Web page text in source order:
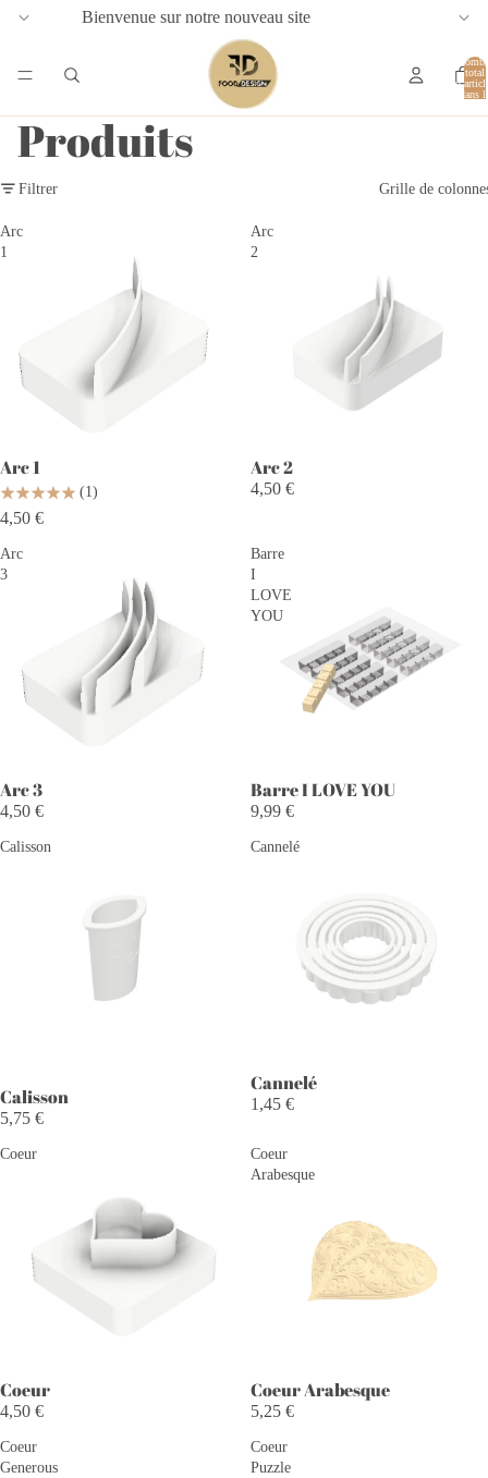
Bienvenue sur notre nouveau site
total
dans
Produits
Filtrer Grille de
Arc
1
Arc 1
(1)
4,50 €
Arc
2
Arc 2
4,50 €
Arc
3
Arc 3
4,50 €
Barre
I
LOVE
YOU
Barre I LOVE YOU
9,99 €
Calisson
Calisson
5,75 €
Cannelé
Cannelé
1,45 €
Coeur
Coeur
4,50 €
Coeur
Arabesque
Coeur Arabesque
5,25 €
Coeur
Generous
Coeur
Puzzle